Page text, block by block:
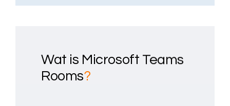
Wat is Microsoft Teams
Rooms?